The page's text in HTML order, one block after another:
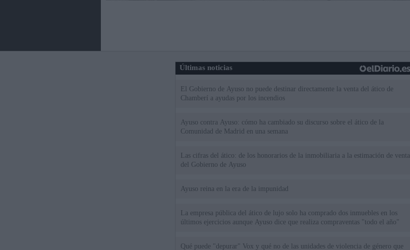
Últimas noticias
El Gobierno de Ayuso no puede destinar directamente la venta del ático de
Chamberí a ayudas por los incendios
Ayuso contra Ayuso: cómo ha cambiado su discurso sobre el ático de la
Comunidad de Madrid en una semana
Las cifras del ático: de los honorarios de la inmobiliaria a la estimación de venta
del Gobierno de Ayuso
Ayuso reina en la era de la impunidad
La empresa pública del ático de lujo solo ha comprado dos inmuebles en los
últimos ejercicios aunque Ayuso dice que realiza compraventas "todo el año"
Qué puede "depurar" Vox y qué no de las unidades de violencia de género que